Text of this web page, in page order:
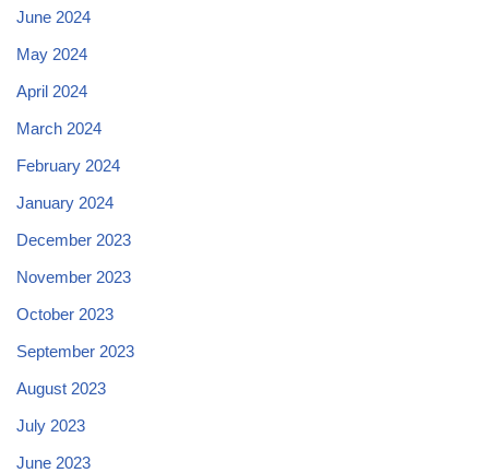
June 2024
May 2024
April 2024
March 2024
February 2024
January 2024
December 2023
November 2023
October 2023
September 2023
August 2023
July 2023
June 2023